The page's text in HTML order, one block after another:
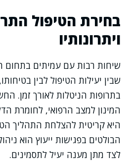
בחירת הטיפול
ויתרונותיו
שיחות רבות עם עמיתים בתחום
שבין יעילות הטיפול לבין
בתרופות הניטלות לאורך זמן.
המינון למצב הרפואי, לחומרת
היא קריטית להצלחת התהליך
הבולטים בפגישות ייעוץ הוא
לצד מתן מענה יעיל לתסמינים.